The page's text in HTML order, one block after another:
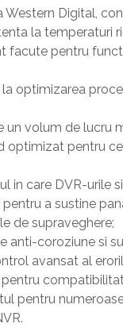
Western Digital,
la temperaturi
facute pentru
optimizarea
volum de lucru
optimizat pentru
in care DVR-urile
a sustine
de supraveghere;
anti-coroziune si
avansat al
pentru